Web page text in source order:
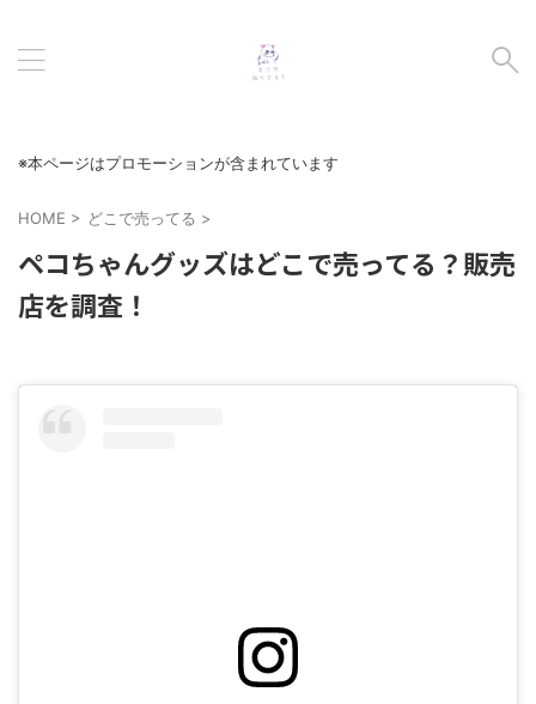
※本ページはプロモーションが含まれています
HOME > どこで売ってる >
ペコちゃんグッズはどこで売ってる？販売
店を調査！